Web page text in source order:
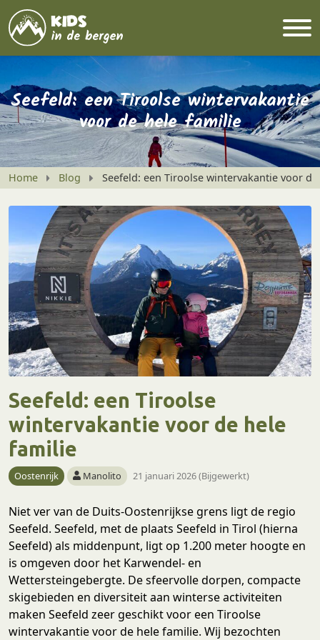
Seefeld: een Tiroolse wintervakantie
voor de hele familie
Home Blog Seefeld: een Tiroolse wintervakantie voor
Seefeld: een Tiroolse
wintervakantie voor de hele
familie
Oostenrijk Manolito 21 januari 2026 (Bijgewerkt)
Niet ver van de Duits-Oostenrijkse grens ligt de regio
Seefeld. Seefeld, met de plaats Seefeld in Tirol (hierna
Seefeld) als middenpunt, ligt op 1.200 meter hoogte en
is omgeven door het Karwendel- en
Wettersteingebergte. De sfeervolle dorpen, compacte
skigebieden en diversiteit aan winterse activiteiten
maken Seefeld zeer geschikt voor een Tiroolse
wintervakantie voor de hele familie. Wij bezochten